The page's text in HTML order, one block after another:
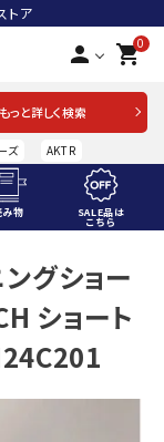
トア
person 0
shopping_cart
もっと詳しく検索
ズ AKTR
み物 SALE品は
こちら
グショー
ショート